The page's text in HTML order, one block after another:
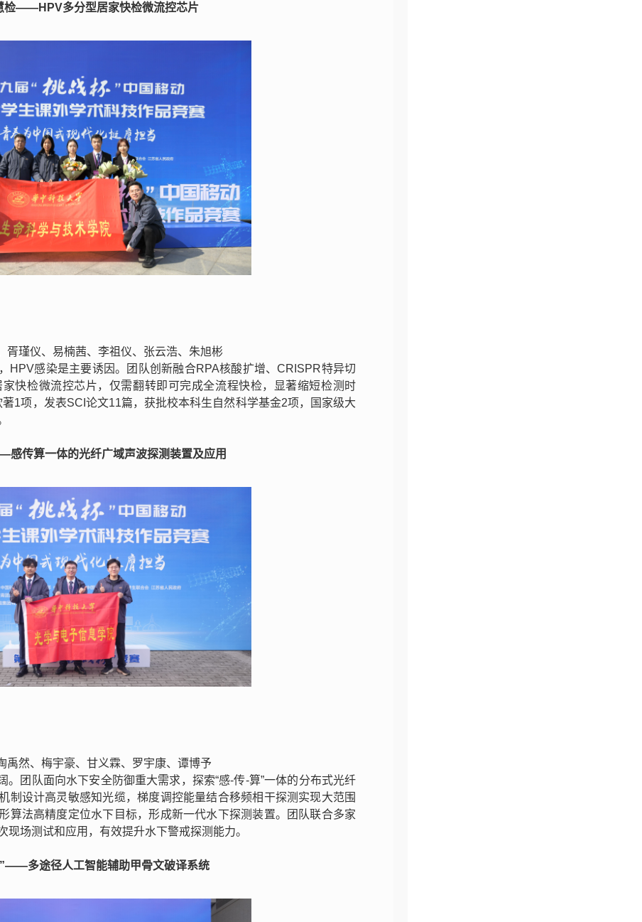
检——HPV多分型居家快检微流控芯片
胥瑾仪、易楠茜、李祖仪、张云浩、朱旭彬
HPV感染是主要诱因。团队创新融合RPA核酸扩增、CRISPR特异切
快检微流控芯片，仅需翻转即可完成全流程快检，显著缩短检测时
1项，发表SCI论文11篇，获批校本科生自然科学基金2项，国家级大
传算一体的光纤广域声波探测装置及应用
禹然、梅宇豪、甘义霖、罗宇康、谭博予
。团队面向水下安全防御重大需求，探索“感-传-算”一体的分布式光纤
制设计高灵敏感知光缆，梯度调控能量结合移频相干探测实现大范围
算法高精度定位水下目标，形成新一代水下探测装置。团队联合多家
场测试和应用，有效提升水下警戒探测能力。
多途径人工智能辅助甲骨文破译系统